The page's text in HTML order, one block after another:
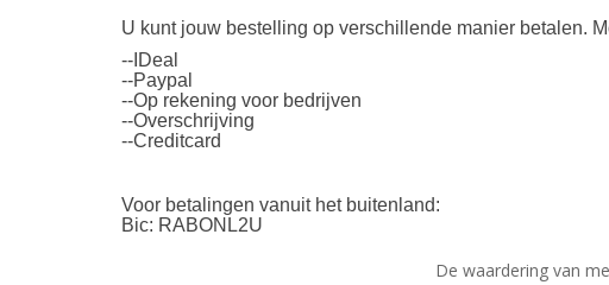
U kunt jouw bestelling op verschillende manier betalen.
--IDeal
--Paypal
--Op rekening voor bedrijven
--Overschrijving
--Creditcard
Voor betalingen vanuit het buitenland:
Bic: RABONL2U
De waardering van